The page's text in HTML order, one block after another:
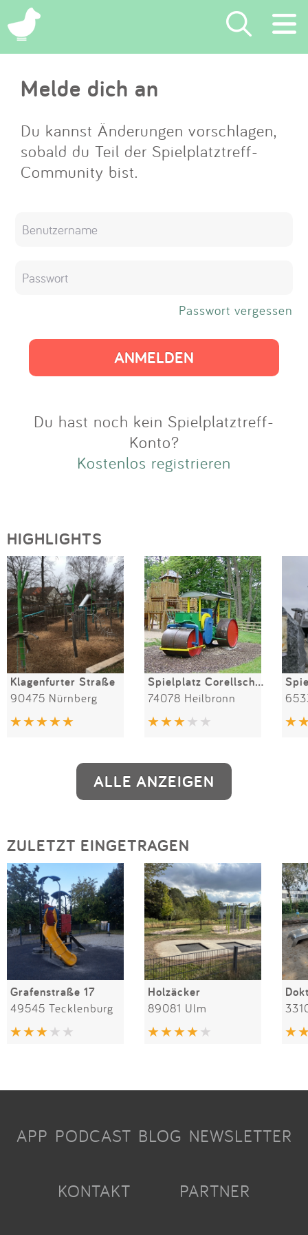
×
Suchen
Eintragen
App
Impressum
Anmelden
Melde dich an
Du kannst Änderungen vorschlagen,
sobald du Teil der Spielplatztreff-
Community bist.
Passwort vergessen
Du hast noch kein Spielplatztreff-
Konto?
Kostenlos registrieren
HIGHLIGHTS
Klagenfurter Straße
90475 Nürnberg
Spielplatz Corellsche Insel
74078 Heilbronn
ALLE ANZEIGEN
ZULETZT EINGETRAGEN
Grafenstraße 17
49545 Tecklenburg
Holzäcker
89081 Ulm
APP PODCAST BLOG NEWSLETTER
KONTAKT PARTNER